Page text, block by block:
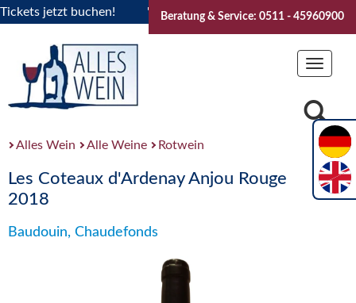
jetzt buchen! "Das Sommerfest 2026" Vive la
Beratung & Service: 0511 - 45960900
Toggle
Alles Wein Alle Weine Rotwein
Les Coteaux d'Ardenay Anjou Rouge
2018
Baudouin, Chaudefonds